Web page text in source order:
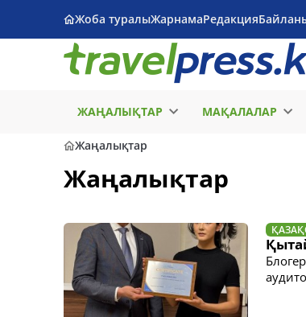
Жоба туралыЖарнамаРедакция
ЖАҢАЛЫҚТАР МАҚАЛАЛАР
Жаңалықтар
Жаңалықтар